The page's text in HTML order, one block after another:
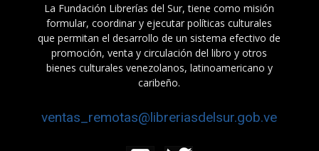
La Fundación Librerías del Sur, tiene como misión
formular, coordinar y ejecutar políticas culturales
que permitan el desarrollo de un sistema efectivo de
promoción, venta y circulación del libro y otros
bienes culturales venezolanos, latinoamericano y
caribeño.
ventas_remotas@libreriasdelsur.gob.ve